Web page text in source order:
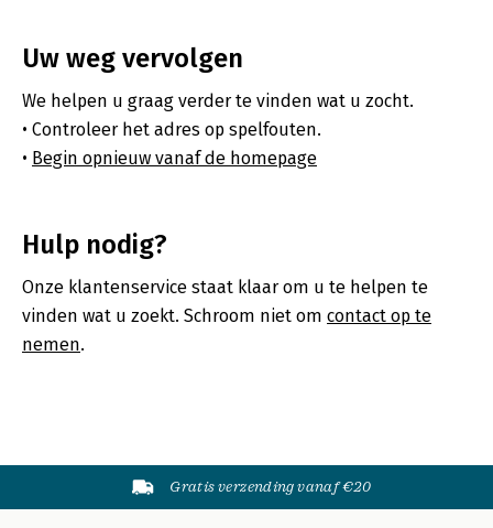
Uw weg vervolgen
We helpen u graag verder te vinden wat u zocht.
Controleer het adres op spelfouten.
Begin opnieuw vanaf de homepage
Hulp nodig?
Onze klantenservice staat klaar om u te helpen te
vinden wat u zoekt. Schroom niet om contact op te
nemen.
Gratis verzending vanaf €20